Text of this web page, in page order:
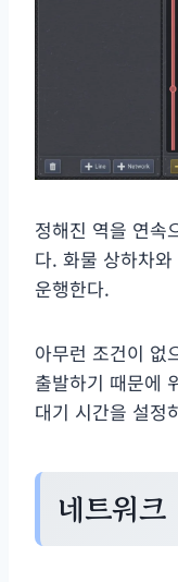
정해진 역을 연속
다. 화물 상하차
운행한다.
아무런 조건이 없
출발하기 때문에
대기 시간을 설정
네트워크